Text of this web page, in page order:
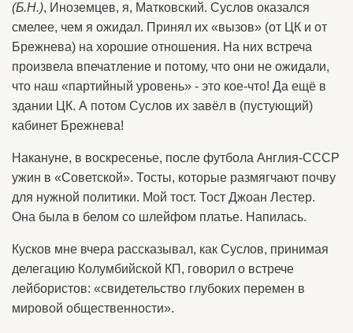
(Б.Н.), Иноземцев, я, Матковский. Суслов оказался
смелее, чем я ожидал. Принял их «вызов» (от ЦК и от
Брежнева) на хорошие отношения. На них встреча
произвела впечатление и потому, что они не ожидали,
что наш «партийный уровень» - это кое-что! Да ещё в
здании ЦК. А потом Суслов их завёл в (пустующий)
кабинет Брежнева!
Накануне, в воскресенье, после футбола Англия-СССР
ужин в «Советской». Тосты, которые размягчают почву
для нужной политики. Мой тост. Тост Джоан Лестер.
Она была в белом со шлейфом платье. Напилась.
Кусков мне вчера рассказывал, как Суслов, принимая
делегацию Колумбийской КП, говорил о встрече
лейбористов: «свидетельство глубоких перемен в
мировой общественности».